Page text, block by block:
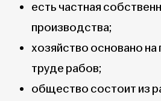
есть частная
производства;
хозяйство основано
труде рабов;
общество состоит из